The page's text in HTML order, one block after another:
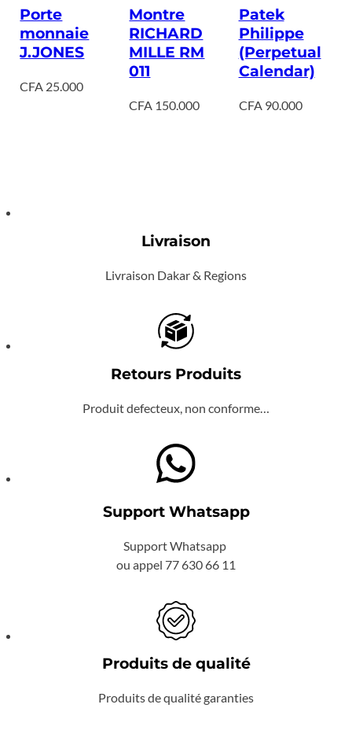
Porte
monnaie
J.JONES
CFA 25.000
Montre
RICHARD
MILLE RM
011
CFA 150.000
Patek
Philippe
(Perpetual
Calendar)
CFA90.000
Livraison
Livraison Dakar & Regions
Retours Produits
Produit defecteux, non conforme…
Support Whatsapp
Support Whatsapp
ou appel 77 630 66 11
Produits de qualité
Produits de qualité garanties